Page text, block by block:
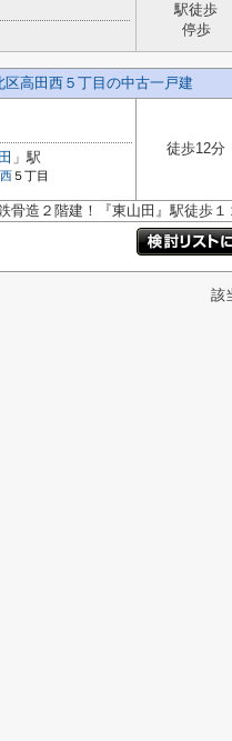
駅徒歩
停歩
区高田西５丁目の中古一戸建
」駅
５丁目
徒歩12分
骨造２階建！『東山田』駅徒歩１
該